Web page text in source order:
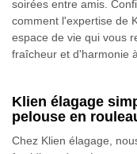
soirées entre amis.
comment l'expertise de
espace de vie qui vous
fraîcheur et d'harmonie
Klien élagage
pelouse en
Chez Klien élagage,